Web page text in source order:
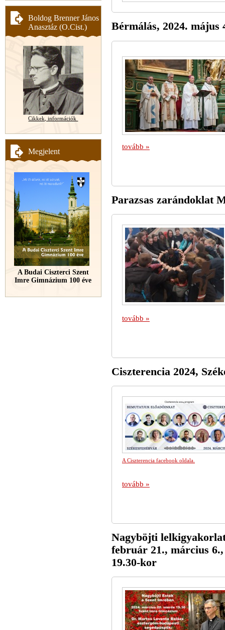
Boldog Brenner János
Anasztáz (O.Cist.)
Cikkek, információk
Megjelent
A Budai Ciszterci Szent
Imre Gimnázium 100 éve
Bérmálás, 2024. május
tovább »
Parazsas zarándoklat
tovább »
Ciszterencia 2024,
A Ciszterencia facebook oldala.
tovább »
Nagyböjti
február 21., március
19.30-kor